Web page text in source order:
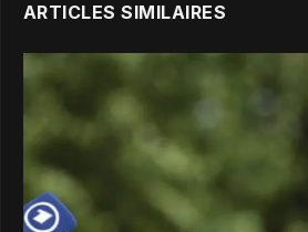
ARTICLES SIMILAIRES